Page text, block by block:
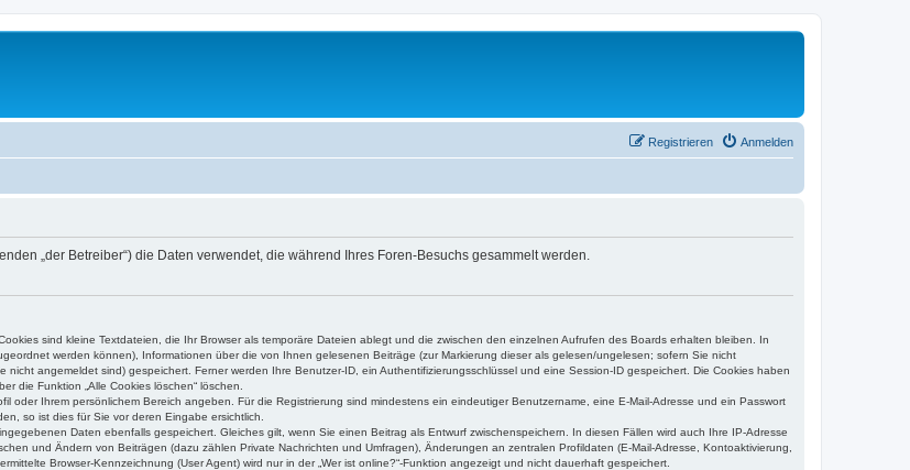
Anmelden
Registrieren
„der Betreiber“) die Daten verwendet, die während Ihres Foren-Besuchs gesammelt werden.
sind kleine Textdateien, die Ihr Browser als temporäre Dateien ablegt und die zwischen den einzelnen Aufrufen des Boards erhalten bleiben. In
werden können), Informationen über die von Ihnen gelesenen Beiträge (zur Markierung dieser als gelesen/ungelesen; sofern Sie nicht
angemeldet sind) gespeichert. Ferner werden Ihre Benutzer-ID, ein Authentifizierungsschlüssel und eine Session-ID gespeichert. Die Cookies haben
die Funktion „Alle Cookies löschen“ löschen.
oder Ihrem persönlichem Bereich angeben. Für die Registrierung sind mindestens ein eindeutiger Benutzername, eine E-Mail-Adresse und ein Passwort
so ist dies für Sie vor deren Eingabe ersichtlich.
Daten ebenfalls gespeichert. Gleiches gilt, wenn Sie einen Beitrag als Entwurf zwischenspeichern. In diesen Fällen wird auch Ihre IP-Adresse
und Ändern von Beiträgen (dazu zählen Private Nachrichten und Umfragen), Änderungen an zentralen Profildaten (E-Mail-Adresse, Kontoaktivierung,
Browser-Kennzeichnung (User Agent) wird nur in der „Wer ist online?“-Funktion angezeigt und nicht dauerhaft gespeichert.